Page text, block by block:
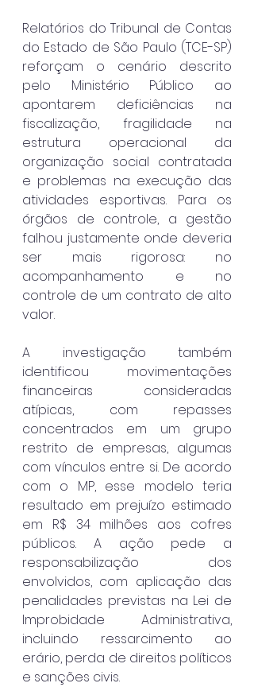
Relatórios do Tribunal de Contas
do Estado de São Paulo (TCE-SP)
reforçam o cenário descrito
pelo Ministério Público ao
apontarem deficiências na
fiscalização, fragilidade na
estrutura operacional da
organização social contratada
e problemas na execução das
atividades esportivas. Para os
órgãos de controle, a gestão
falhou justamente onde deveria
ser mais rigorosa: no
acompanhamento e no
controle de um contrato de alto
valor.
A investigação também
identificou movimentações
financeiras consideradas
atípicas, com repasses
concentrados em um grupo
restrito de empresas, algumas
com vínculos entre si. De acordo
com o MP, esse modelo teria
resultado em prejuízo estimado
em R$ 34 milhões aos cofres
públicos. A ação pede a
responsabilização dos
envolvidos, com aplicação das
penalidades previstas na Lei de
Improbidade Administrativa,
incluindo ressarcimento ao
erário, perda de direitos políticos
e sanções civis.